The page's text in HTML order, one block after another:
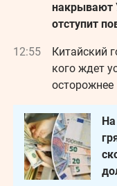
накрывают
отступит
12:55
Китайский
кого ждет
осторожнее